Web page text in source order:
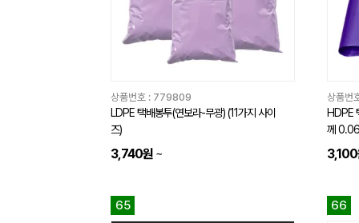
상품번호 : 779809
LDPE 택배봉투(연보라-무광) (11가지 사이
즈)
3,740원 ~
상품번
HDPE
께
3,100
65 66